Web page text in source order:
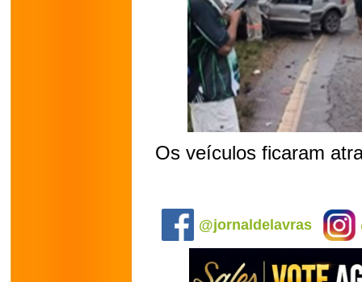
Os veículos ficaram
@jornaldelavras